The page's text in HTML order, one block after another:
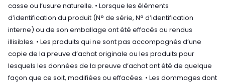
casse ou l’usure naturelle. • Lorsque les éléments
d’identification du produit (N° de série, N° d’identification
interne) ou de son emballage ont été effacés ou rendus
illisibles. • Les produits qui ne sont pas accompagnés d’une
copie de la preuve d’achat originale ou les produits pour
lesquels les données de la preuve d’achat ont été de quelque
façon que ce soit, modifiées ou effacées. • Les dommages dont